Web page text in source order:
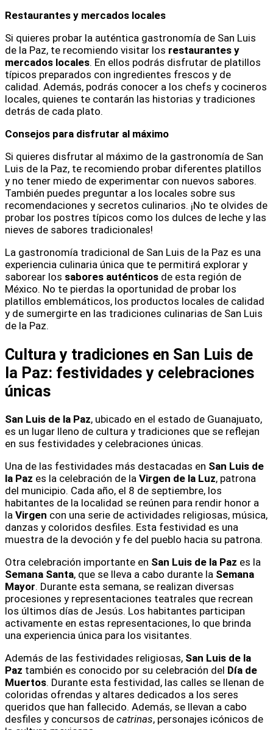
Restaurantes y mercados locales
Si quieres probar la auténtica gastronomía de San Luis
de la Paz, te recomiendo visitar los restaurantes y
mercados locales. En ellos podrás disfrutar de platillos
típicos preparados con ingredientes frescos y de
calidad. Además, podrás conocer a los chefs y cocineros
locales, quienes te contarán las historias y tradiciones
detrás de cada plato.
Consejos para disfrutar al máximo
Si quieres disfrutar al máximo de la gastronomía de San
Luis de la Paz, te recomiendo probar diferentes platillos
y no tener miedo de experimentar con nuevos sabores.
También puedes preguntar a los locales sobre sus
recomendaciones y secretos culinarios. ¡No te olvides de
probar los postres típicos como los dulces de leche y las
nieves de sabores tradicionales!
La gastronomía tradicional de San Luis de la Paz es una
experiencia culinaria única que te permitirá explorar y
saborear los sabores auténticos de esta región de
México. No te pierdas la oportunidad de probar los
platillos emblemáticos, los productos locales de calidad
y de sumergirte en las tradiciones culinarias de San Luis
de la Paz.
Cultura y tradiciones en San Luis de
la Paz: festividades y celebraciones
únicas
San Luis de la Paz, ubicado en el estado de Guanajuato,
es un lugar lleno de cultura y tradiciones que se reflejan
en sus festividades y celebraciones únicas.
Una de las festividades más destacadas en San Luis de
la Paz es la celebración de la Virgen de la Luz, patrona
del municipio. Cada año, el 8 de septiembre, los
habitantes de la localidad se reúnen para rendir honor a
la Virgen con una serie de actividades religiosas, música,
danzas y coloridos desfiles. Esta festividad es una
muestra de la devoción y fe del pueblo hacia su patrona.
Otra celebración importante en San Luis de la Paz es la
Semana Santa, que se lleva a cabo durante la Semana
Mayor. Durante esta semana, se realizan diversas
procesiones y representaciones teatrales que recrean
los últimos días de Jesús. Los habitantes participan
activamente en estas representaciones, lo que brinda
una experiencia única para los visitantes.
Además de las festividades religiosas, San Luis de la
Paz también es conocido por su celebración del Día de
Muertos. Durante esta festividad, las calles se llenan de
coloridas ofrendas y altares dedicados a los seres
queridos que han fallecido. Además, se llevan a cabo
desfiles y concursos de catrinas, personajes icónicos de